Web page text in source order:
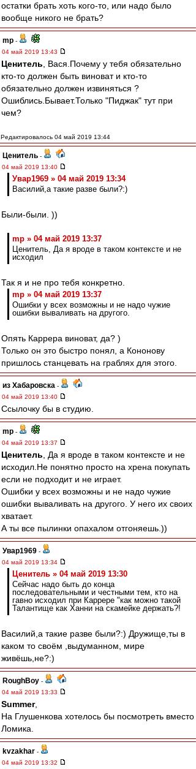
остатки брать хоть кого-то, или надо было
вообще никого не брать?
mp -
04 май 2019 13:43
Ценитель , Вася.Почему у тебя обязательно
кто-то должен быть виноват и кто-то
обязательно должен извиняться ?
Ошиблись.Бывает.Только "Пиджак" тут при
чем?
Редактировалось 04 май 2019 13:44
Ценитель -
04 май 2019 13:40
Увар1969 » 04 май 2019 13:34
Василий,а такие разве были?:)
Были-были. ))
mp » 04 май 2019 13:37
Ценитель, Да я вроде в таком контексте и не
исходил
Так я и не про тебя конкретно.
mp » 04 май 2019 13:37
Ошибки у всех возможны и не надо чужие
ошибки вываливать на другого.
Опять Каррера виноват, да? )
Только он это быстро понял, а Кононову
пришлось станцевать на граблях для этого.
из Хабаровска -
04 май 2019 13:40
Ссылочку бы в студию.
mp -
04 май 2019 13:37
Ценитель , Да я вроде в таком контексте и не
исходил.Не понятно просто на хрена покупать
если не подходит и не играет.
Ошибки у всех возможны и не надо чужие
ошибки вываливать на другого. У него их своих
хватает.
А ты все пылинки опахалом отгоняешь.))
Увар1969 -
04 май 2019 13:34
Ценитель » 04 май 2019 13:30
Сейчас надо быть до конца
последовательными и честными тем, кто на
гавно исходил при Каррере "как можно такой
Талантище как Ханни на скамейке держать?!
Василий,а такие разве были?:) Дружище,ты в
каком то своём ,выдуманном, мире
живёшь,не?:)
RoughBoy -
04 май 2019 13:33
Summer,
На Глушенкова хотелось бы посмотреть вместо
Ломика.
kvzakhar -
04 май 2019 13:32